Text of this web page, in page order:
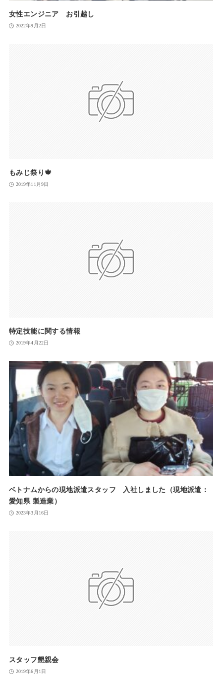
女性エンジニア お引越し
2022年9月2日
もみじ祭り🍁
2019年11月9日
特定技能に関する情報
2019年4月22日
ベトナムからの現地派遣スタッフ 入社しました（現地派遣：
愛知県 製造業）
2023年3月16日
スタッフ懇親会
2019年6月1日